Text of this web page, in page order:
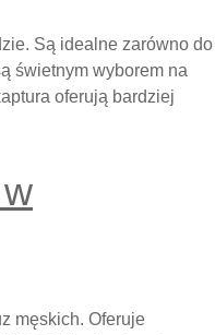
Są idealne zarówno do
świetnym wyborem na
oferują bardziej
męskich. Oferuje